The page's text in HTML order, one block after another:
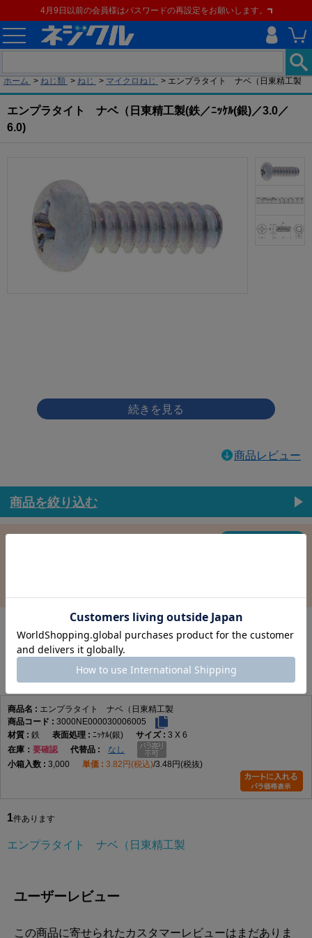
4月9日以前の会員様はパスワードの再設定をお願いします。
ホーム > ねじ類 > ねじ > マイクロねじ > エンプラタイト ナベ（日東精工製
エンプラタイト ナベ（日東精工製(鉄／ﾆｯｹﾙ(銀)／3.0／
6.0)
商品レビュー
商品を絞り込む
在庫更新日時：2026/08/08 03:00
エンプラタイト ナベ（日東精工製
エンプラタイト ナベ（日東精工製
3000NE000030006005
鉄
ﾆｯｹﾙ(銀)
3 X 6
在庫
要確認
なし
3,000
3.82円(税込) 3.48円(税抜)
1件あります
エンプラタイト ナベ（日東精工製
ユーザーレビュー
この商品に寄せられたカスタマーレビューはまだありま